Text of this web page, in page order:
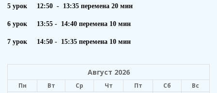
5 урок 12:50 - 13:35 перемена 20 мин
6 урок 13:55 - 14:40 перемена 10 мин
7 урок 14:50 - 15:35 перемена 10 мин
Август 2026
Пн Вт Ср Чт Пт Сб
Вс